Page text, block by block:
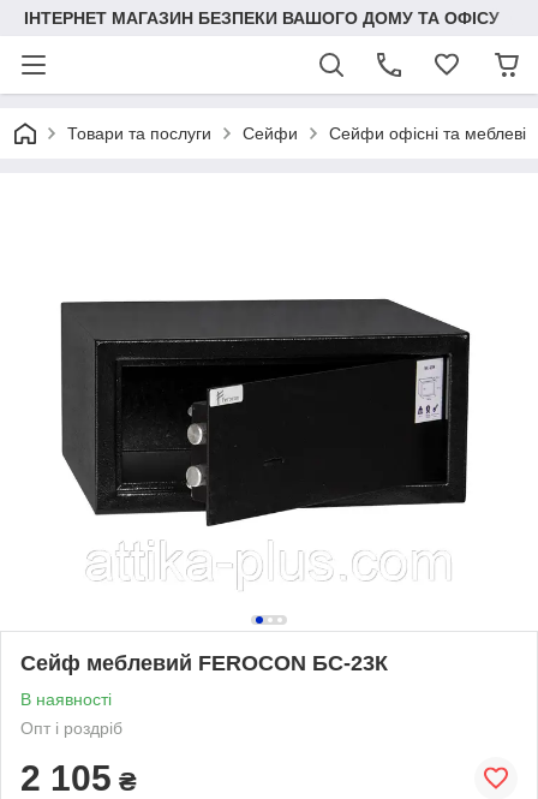
ІНТЕРНЕТ МАГАЗИН БЕЗПЕКИ ВАШОГО ДОМУ ТА ОФІСУ
Товари та послуги Сейфи Сейфи офісні та меблеві
Сейф меблевий FEROCON БС-23К
В наявності
Опт і роздріб
2 105 ₴